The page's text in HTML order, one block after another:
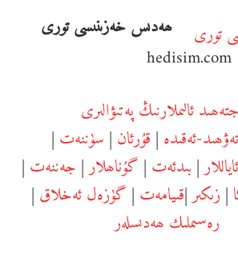
ھەدىس خەزىنىسى تورى
hedisim.com
ئالىملارنىڭ پەتىۋالىرى
تەۋھىد-ئەقىدە|قۇرئان|سۈننەت|
ئاياللار|بىدئەت|گۇناھلار|جەننەت|
|زىكىر|قىيامەت|گۈزەل ئەخلاق|
رەسىملىك ھەدىسلەر